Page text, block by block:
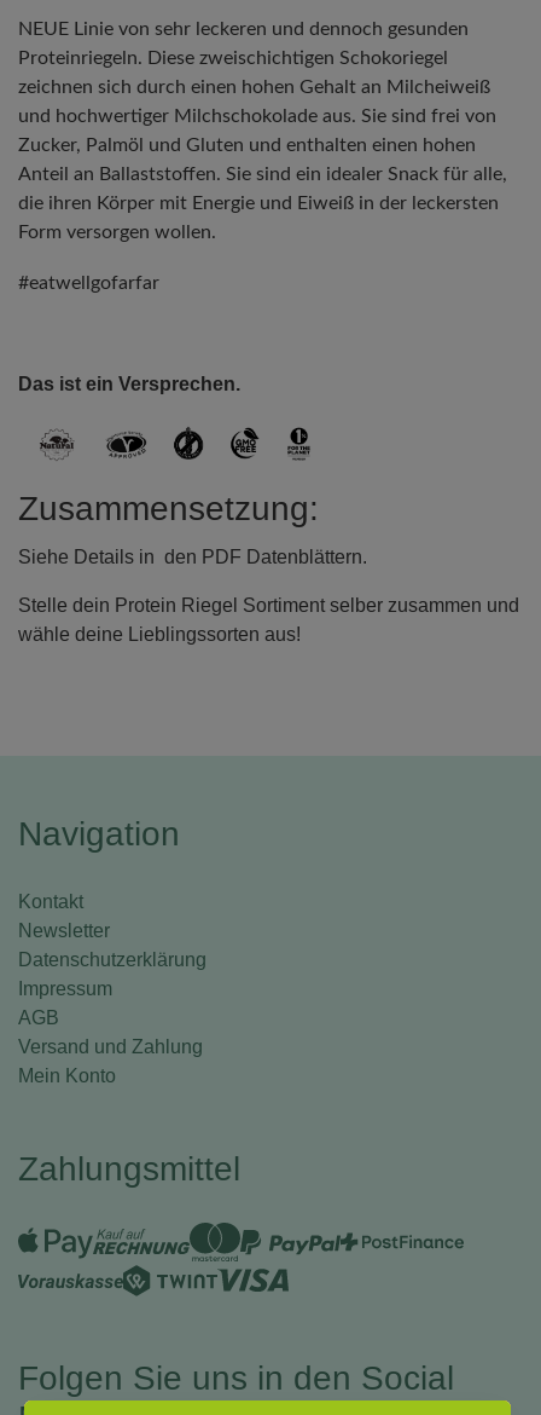
NEUE Linie von sehr leckeren und dennoch gesunden
Proteinriegeln. Diese zweischichtigen Schokoriegel
zeichnen sich durch einen hohen Gehalt an Milcheiweiß
und hochwertiger Milchschokolade aus. Sie sind frei von
Zucker, Palmöl und Gluten und enthalten einen hohen
Anteil an Ballaststoffen. Sie sind ein idealer Snack für alle,
die ihren Körper mit Energie und Eiweiß in der leckersten
Form versorgen wollen.
#eatwellgofarfar
Das ist ein Versprechen.
Zusammensetzung:
Siehe Details in den PDF Datenblättern.
Stelle dein Protein Riegel Sortiment selber zusammen und
wähle deine Lieblingssorten aus!
Navigation
Kontakt
Newsletter
Datenschutzerklärung
Impressum
AGB
Versand und Zahlung
Mein Konto
Zahlungsmittel
Folgen Sie uns in den Social